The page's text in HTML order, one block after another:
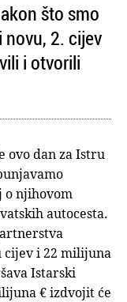
što smo
2. cijev
i otvorili
ovo dan za Istru
o njihovom
autocesta.
cijev i 22 milijuna
Istarski
€ izdvojit će